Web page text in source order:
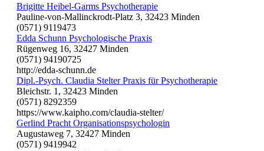
Brigitte Heibel-Garms Psychotherapie
Pauline-von-Mallinckrodt-Platz 3, 32423 Minden
(0571) 9119473
Edda Schunn Psychologische Praxis
Rügenweg 16, 32427 Minden
(0571) 94190725
http://edda-schunn.de
Dipl.-Psych. Claudia Stelter Praxis für Psychotherapie
Bleichstr. 1, 32423 Minden
(0571) 8292359
https://www.kaipho.com/claudia-stelter/
Gerlind Pracht Organisationspsychologin
Augustaweg 7, 32427 Minden
(0571) 9419942